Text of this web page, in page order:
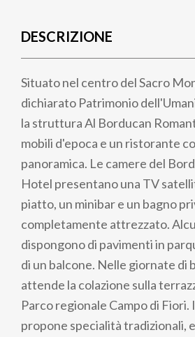
pane
DESCRIZIONE
Situato nel centro del Sacro
dichiarato Patrimonio
la struttura Al Borducan
mobili d'epoca e un ristorante
panoramica. Le camere del
Hotel presentano una TV
piatto, un minibar e un bagno
completamente attrezzato.
dispongono di pavimenti in
di un balcone. Nelle giornate di
attende la colazione sulla
Parco regionale Campo di
propone specialità tradizionali,